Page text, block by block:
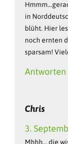
in
blüht. Hier
noch ernten
sparsam!
Antworten
Chris
3.
Mhhh… die